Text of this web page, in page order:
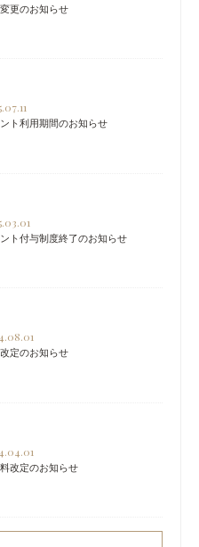
更のお知らせ
ト利用期間のお知らせ
ト付与制度終了のお知らせ
定のお知らせ
改定のお知らせ